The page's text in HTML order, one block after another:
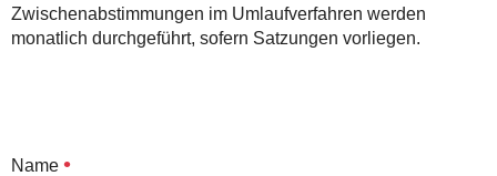
Zwischenabstimmungen im Umlaufverfahren werden
monatlich durchgeführt, sofern Satzungen vorliegen.
Name